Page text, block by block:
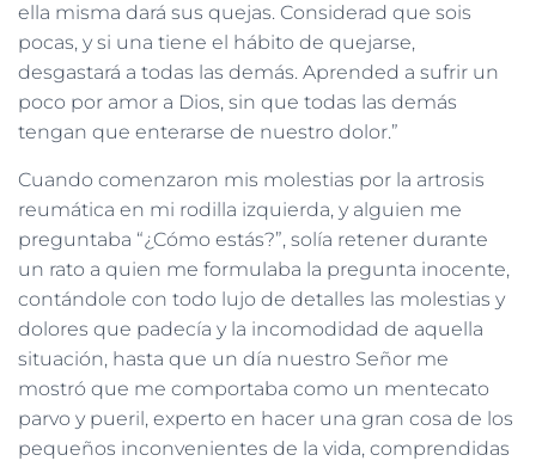
ella misma dará sus quejas. Considerad que sois
pocas, y si una tiene el hábito de quejarse,
desgastará a todas las demás. Aprended a sufrir un
poco por amor a Dios, sin que todas las demás
tengan que enterarse de nuestro dolor.”
Cuando comenzaron mis molestias por la artrosis
reumática en mi rodilla izquierda, y alguien me
preguntaba “¿Cómo estás?”, solía retener durante
un rato a quien me formulaba la pregunta inocente,
contándole con todo lujo de detalles las molestias y
dolores que padecía y la incomodidad de aquella
situación, hasta que un día nuestro Señor me
mostró que me comportaba como un mentecato
parvo y pueril, experto en hacer una gran cosa de los
pequeños inconvenientes de la vida, comprendidas